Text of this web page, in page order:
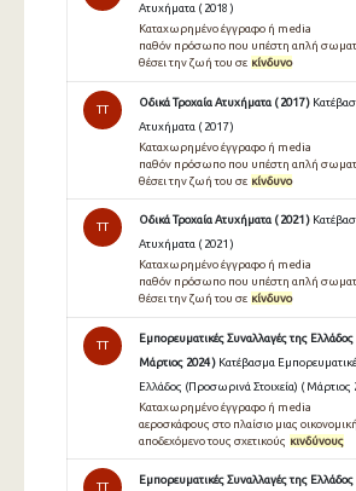
Ατυχήματα ( 2018 )
Καταχωρημένο έγγραφο ή media
παθόν πρόσωπο που υπέστη απλή
θέσει την ζωή του σε κίνδυνο
TT
Οδικά Τροχαία Ατυχήματα ( 2017 )
Ατυχήματα ( 2017 )
Καταχωρημένο έγγραφο ή media
παθόν πρόσωπο που υπέστη απλή
θέσει την ζωή του σε κίνδυνο
TT
Οδικά Τροχαία Ατυχήματα ( 2021 )
Ατυχήματα ( 2021 )
Καταχωρημένο έγγραφο ή media
παθόν πρόσωπο που υπέστη απλή
θέσει την ζωή του σε κίνδυνο
TT
Εμπορευματικές Συναλλαγές της
Μάρτιος 2024 ) Κατέβασμα
Ελλάδος (Προσωρινά Στοιχεία) ( Μάρτιος
Καταχωρημένο έγγραφο ή media
αεροσκάφους στο πλαίσιο μιας
αποδεχόμενο τους σχετικούς κινδύνους
TT
Εμπορευματικές Συναλλαγές της